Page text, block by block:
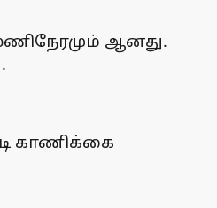
ஆனது.
காணிக்கை